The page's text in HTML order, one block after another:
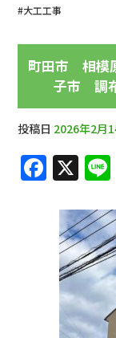
#大工工事
町田市 相模
子市 調
投稿日 2026年2月
F
a
c
e
b
o
o
X